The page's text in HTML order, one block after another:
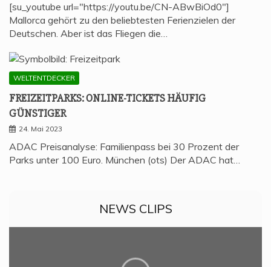
[su_youtube url="https://youtu.be/CN-ABwBiOd0"]
Mallorca gehört zu den beliebtesten Ferienzielen der
Deutschen. Aber ist das Fliegen die…
WELTENTDECKER
FREI­ZEIT­PARKS: ONLINE-TICKETS HÄU­FIG
GÜNSTIGER
24. Mai 2023
ADAC Preisanalyse: Familienpass bei 30 Prozent der
Parks unter 100 Euro. München (ots) Der ADAC hat…
NEWS CLIPS